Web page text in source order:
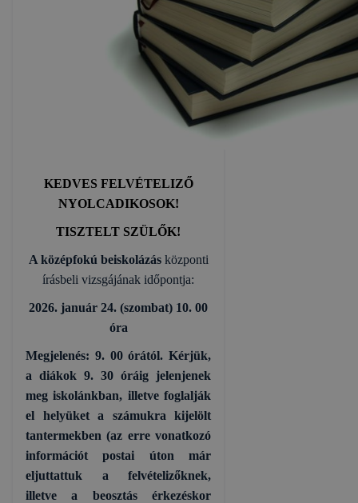
KEDVES FELVÉTELIZŐ
NYOLCADIKOSOK!
TISZTELT SZÜLŐK!
A középfokú beiskolázásközponti
írásbeli vizsgájának időpontja:
2026. január 24. (szombat) 10. 00
óra
Megjelenés: 9. 00 órától. Kérjük,
a diákok 9. 30 óráig jelenjenek
meg iskolánkban, illetve foglalják
el helyüket a számukra kijelölt
tantermekben (az erre vonatkozó
információt postai úton már
eljuttattuk a felvételizőknek,
illetve a beosztás érkezéskor